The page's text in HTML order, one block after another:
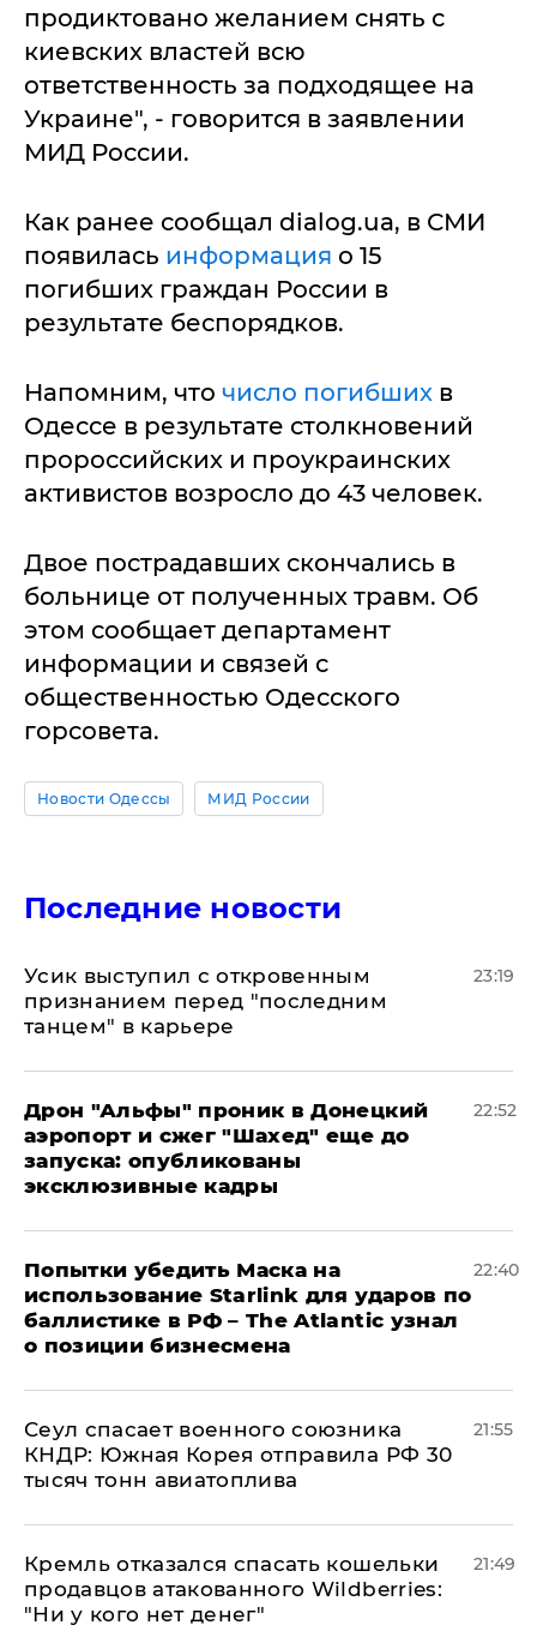
продиктовано желанием снять с
киевских властей всю
ответственность за подходящее на
Украине", - говорится в заявлении
МИД России.
Как ранее сообщал dialog.ua, в СМИ
появилась информация о 15
погибших граждан России в
результате беспорядков.
Напомним, что число погибших в
Одессе в результате столкновений
пророссийских и проукраинских
активистов возросло до 43 человек.
Двое пострадавших скончались в
больнице от полученных травм. Об
этом сообщает департамент
информации и связей с
общественностью Одесского
горсовета.
Новости Одессы МИД России
Последние новости
Усик выступил с откровенным
признанием перед "последним
танцем" в карьере
23:19
Дрон "Альфы" проник в Донецкий
аэропорт и сжег "Шахед" еще до
запуска: опубликованы
эксклюзивные кадры
22:52
Попытки убедить Маска на
использование Starlink для ударов по
баллистике в РФ – The Atlantic узнал
о позиции бизнесмена
22:40
​Сеул спасает военного союзника
КНДР: Южная Корея отправила РФ 30
тысяч тонн авиатоплива
21:55
Кремль отказался спасать кошельки
продавцов атакованного Wildberries:
"Ни у кого нет денег"
21:49